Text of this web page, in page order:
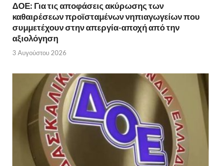
ΔΟΕ: Για τις αποφάσεις ακύρωσης των
καθαιρέσεων προϊσταμένων νηπιαγωγείων που
συμμετέχουν στην απεργία-αποχή από την
αξιολόγηση
3 Αυγούστου 2026